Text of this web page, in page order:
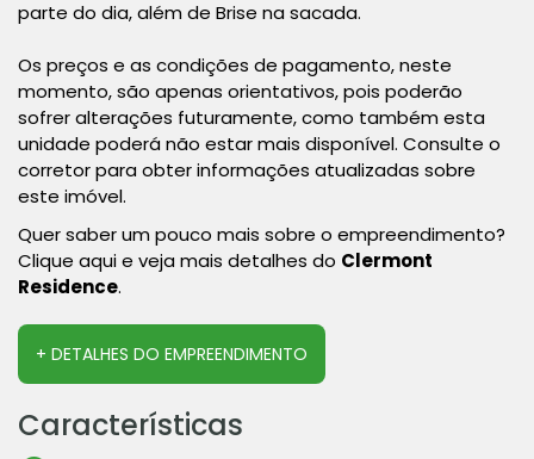
parte do dia, além de Brise na sacada.
Os preços e as condições de pagamento, neste
momento, são apenas orientativos, pois poderão
sofrer alterações futuramente, como também esta
unidade poderá não estar mais disponível. Consulte o
corretor para obter informações atualizadas sobre
este imóvel.
Quer saber um pouco mais sobre o empreendimento?
Clique aqui e veja mais detalhes do Clermont
Residence.
+ DETALHES DO EMPREENDIMENTO
Características